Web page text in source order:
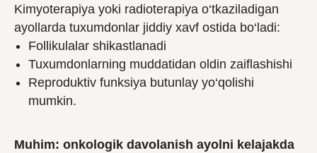
Kimyoterapiya yoki radioterapiya o‘tkaziladigan
ayollarda tuxumdonlar jiddiy xavf ostida bo‘ladi:
Follikulalar shikastlanadi
Tuxumdonlarning muddatidan oldin zaiflashishi
Reproduktiv funksiya butunlay yo‘qolishi
mumkin.
Muhim: onkologik davolanish ayolni kelajakda